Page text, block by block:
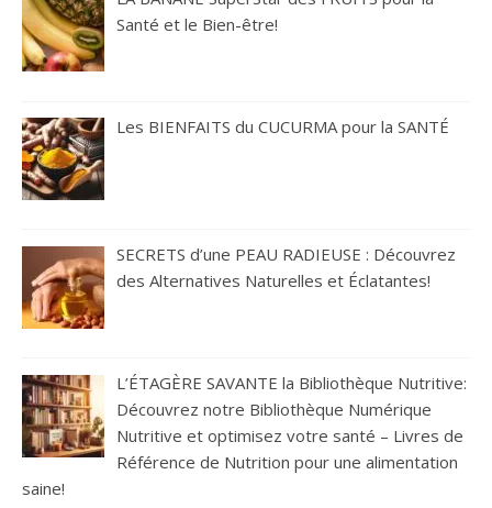
Santé et le Bien-être!
Les BIENFAITS du CUCURMA pour la SANTÉ
SECRETS d’une PEAU RADIEUSE : Découvrez
des Alternatives Naturelles et Éclatantes!
L’ÉTAGÈRE SAVANTE la Bibliothèque Nutritive:
Découvrez notre Bibliothèque Numérique
Nutritive et optimisez votre santé – Livres de
Référence de Nutrition pour une alimentation
saine!